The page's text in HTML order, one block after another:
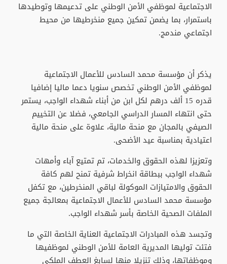
الاجتماعية لموظفي الأمن الوطني على تدعيمها وتوطيدها
باستمرار، بما يضمن تمكين جميع منخرطيها من محيط
اجتماعي مندمج.
يذكر أن مؤسسة محمد السادس للأعمال الاجتماعية
لموظفي الأمن الوطني تخصص سنويا دعما ماليا إضافيا
قدره 15 ألف درهم لكل ابن من أبناء شهداء الواجب، يستمر
حتى انتهاء المسار الدراسي الجامعي، فضلا عن التخييم
الصيفي بالمجان مع منحة مالية، علاوة على منحة مالية
اعتيادية بمناسبة عيد الأضحى.
وتعزيزا لهذه الحقوق والخدمات، تم تمتيع آباء وأمهات
شهداء الواجب ببطاقة انخراط شرفية تمنح لهم كافة
الحقوق والامتيازات الموكولة لباقي المنخرطين، مع تكفل
مؤسسة محمد السادس للأعمال الاجتماعية بمعالجة جميع
الملفات الصحية الخاصة بأسر شهداء الواجب.
وتجسد هذه المبادرات الاجتماعية العناية الخاصة التي ما
فتئت توليها المديرية العامة للأمن الوطني لموظفيها
وموظفاتها، وذلك تنزيلا منها لسابغ العطف الملكي